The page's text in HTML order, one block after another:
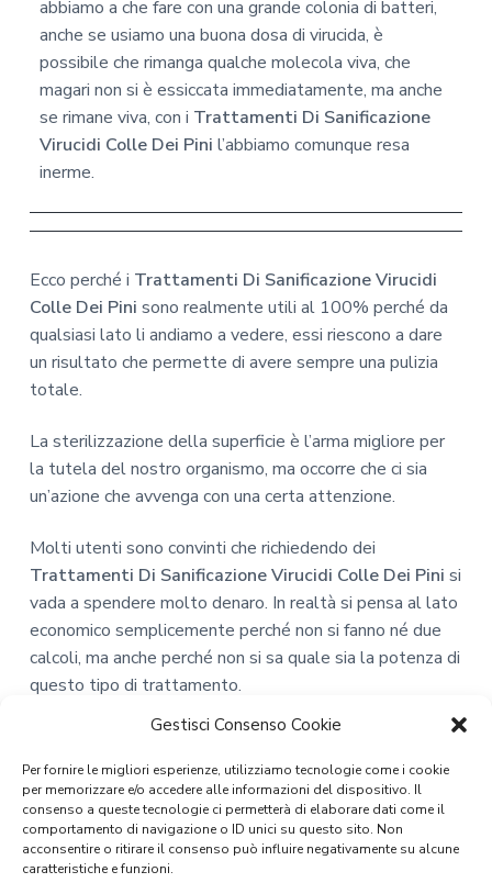
Gestisci Consenso Cookie
Per fornire le migliori esperienze, utilizziamo tecnologie come i cookie
per memorizzare e/o accedere alle informazioni del dispositivo. Il
consenso a queste tecnologie ci permetterà di elaborare dati come il
comportamento di navigazione o ID unici su questo sito. Non
acconsentire o ritirare il consenso può influire negativamente su alcune
caratteristiche e funzioni.
abbiamo a che fare con una grande colonia di batteri,
anche se usiamo una buona dosa di virucida, è
possibile che rimanga qualche molecola viva, che
magari non si è essiccata immediatamente, ma anche
se rimane viva, con i Trattamenti Di Sanificazione
Virucidi Colle Dei Pini l’abbiamo comunque resa
inerme.
Ecco perché i Trattamenti Di Sanificazione Virucidi
Colle Dei Pini sono realmente utili al 100% perché da
qualsiasi lato li andiamo a vedere, essi riescono a dare
un risultato che permette di avere sempre una pulizia
totale.
La sterilizzazione della superficie è l’arma migliore per
la tutela del nostro organismo, ma occorre che ci sia
un’azione che avvenga con una certa attenzione.
Molti utenti sono convinti che richiedendo dei
Trattamenti Di Sanificazione Virucidi Colle Dei Pini si
vada a spendere molto denaro. In realtà si pensa al lato
economico semplicemente perché non si fanno né due
calcoli, ma anche perché non si sa quale sia la potenza di
questo tipo di trattamento.
Acquistando tanti prodotti detergenti, che magari sono
anche costosi, essi per riuscire a dare qualche buon
risultato, devono essere usati ogni ora. Puliscono
nell’immediato, ma non offrono un aiuto nel lungo
termine. Questo vuol dire che potremmo spendere
anche centinaia di euro al mese e non avere una buona